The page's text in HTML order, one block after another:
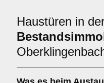
Haustüren in